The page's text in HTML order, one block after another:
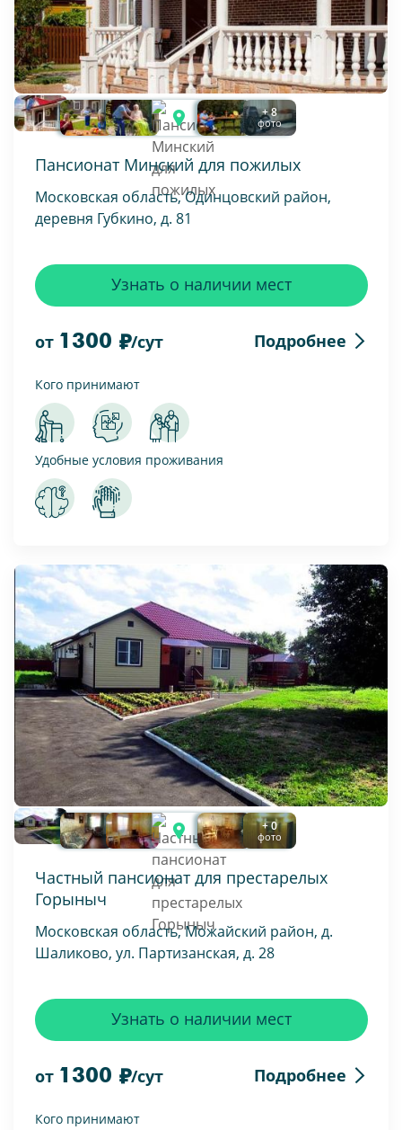
+ 8
фото
Пансионат Минский для пожилых
Московская область, Одинцовский район,
деревня Губкино, д. 81
от 1300 /сут Подробнее
Узнать о наличии мест
Кого принимают
Удобные условия проживания
+ 0
фото
Частный пансионат для престарелых
Горыныч
Московская область, Можайский район, д.
Шаликово, ул. Партизанская, д. 28
от 1300 /сут Подробнее
Узнать о наличии мест
Кого принимают